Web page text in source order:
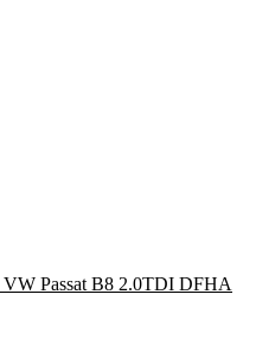
Passat B8 2.0TDI DFHA